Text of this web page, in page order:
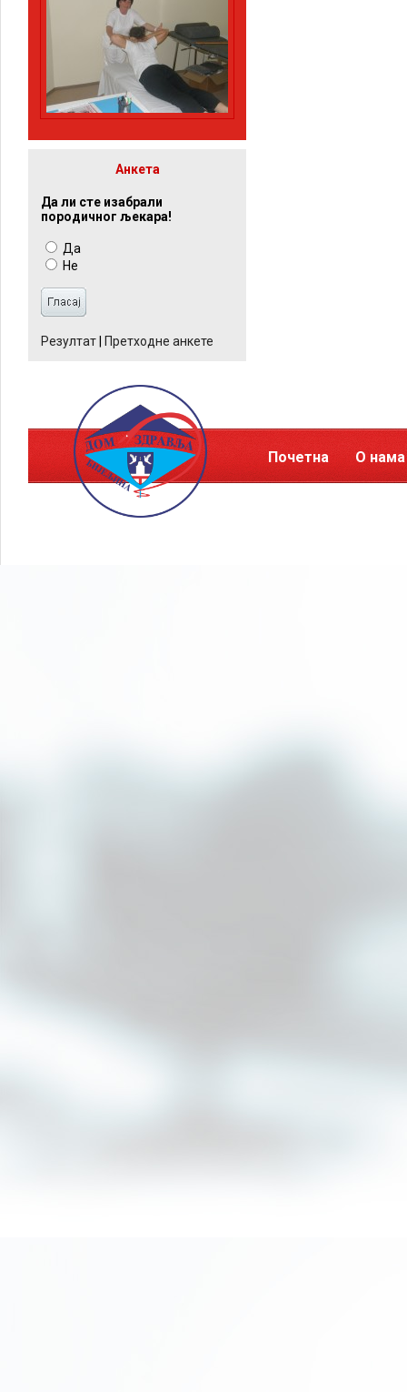
Анкета
Да ли сте изабрали
породичног љекара!
Да
Не
Резултат Претходне анкете
Почетна О нама